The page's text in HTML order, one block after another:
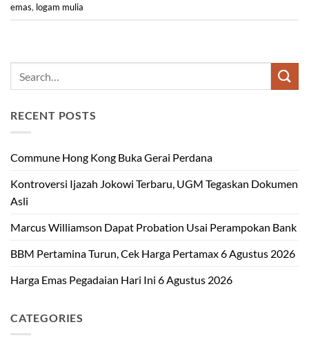
emas, logam mulia
RECENT POSTS
Commune Hong Kong Buka Gerai Perdana
Kontroversi Ijazah Jokowi Terbaru, UGM Tegaskan Dokumen
Asli
Marcus Williamson Dapat Probation Usai Perampokan Bank
BBM Pertamina Turun, Cek Harga Pertamax 6 Agustus 2026
Harga Emas Pegadaian Hari Ini 6 Agustus 2026
CATEGORIES